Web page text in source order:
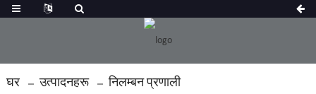
घर उत्पादनहरू निलम्बन प्रणाली